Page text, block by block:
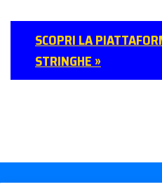
SCOPRI LA
STRINGHE »